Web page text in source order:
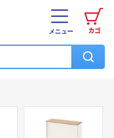
カゴ
メニュー